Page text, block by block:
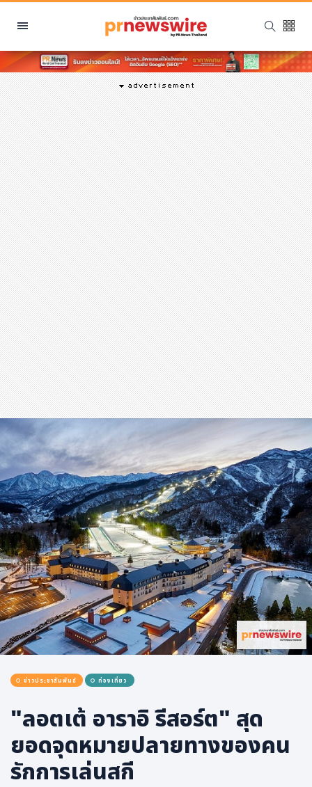
หมวดหมู่
พีอาร์ นิวส์ไวร์
สินค้า, บริการ
โปรโมชั่น
งานอีเว้นท์
รีวิว
บันเทิง
นักแสดง, นักร้อง, โมเดล
อินฟลูเอนเซอร์
ไลฟ์สไตล์
ความงาม
แฟชั่น
สุขภาพ
กีฬา
อาหาร, เครื่องดื่ม
ท่องเที่ยว
โรงแรม, ที่พัก
บ้าน, คอนโด, อสังหาฯ
ประกัน
สัตว์เลี้ยง
ไอที
โทรศัพท์มือถือ
เอไอ
การศึกษา
ศิลปะ, วัฒนธรรม
ศาสนา
การเมือง
ธุรกิจ, สังคม
เศรษฐกิจ, การเงิน
พลังงาน, สิ่งแวดล้อม
ยานยนต์
ข่าวประชาสัมพันธ์ ท่องเที่ยว
"ลอตเต้ อาราอิ รีสอร์ต" สุด
ยอดจุดหมายปลายทางของคน
รักการเล่นสกี